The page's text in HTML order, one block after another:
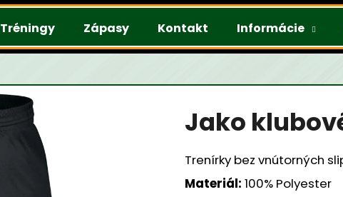
Tréningy Zápasy Kontakt Informácie
Jako
Trenírky bez vnútorných
Materiál: 100% Polyester
Čo potrebujete nájsť?
HĽADAŤ